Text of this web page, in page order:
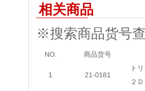
相关商品
※搜索商品货号
NO. 商品货号
1 21-0181
ト
２